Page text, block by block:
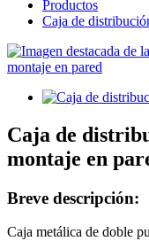
Productos
Caja de
Caja de
montaje en
Breve descripción:
Caja metálica de doble